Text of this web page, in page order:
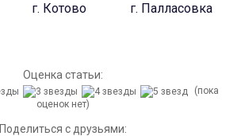
г. Котово г. Палласовка
Оценка статьи:
(пока
оценок нет)
Поделиться с друзьями: